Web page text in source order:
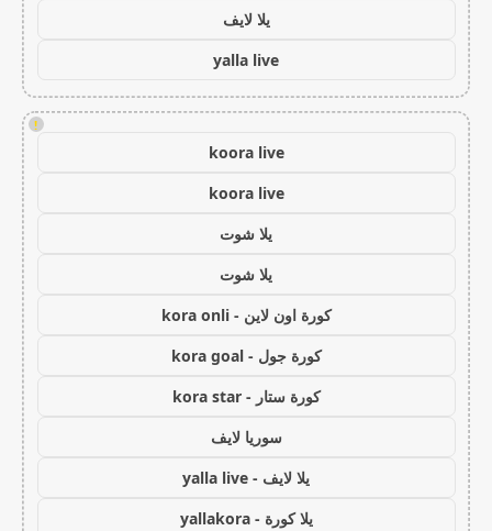
يلا لايف
yalla live
!
koora live
koora live
يلا شوت
يلا شوت
كورة اون لاين - kora onli
كورة جول - kora goal
كورة ستار - kora star
سوريا لايف
يلا لايف - yalla live
يلا كورة - yallakora